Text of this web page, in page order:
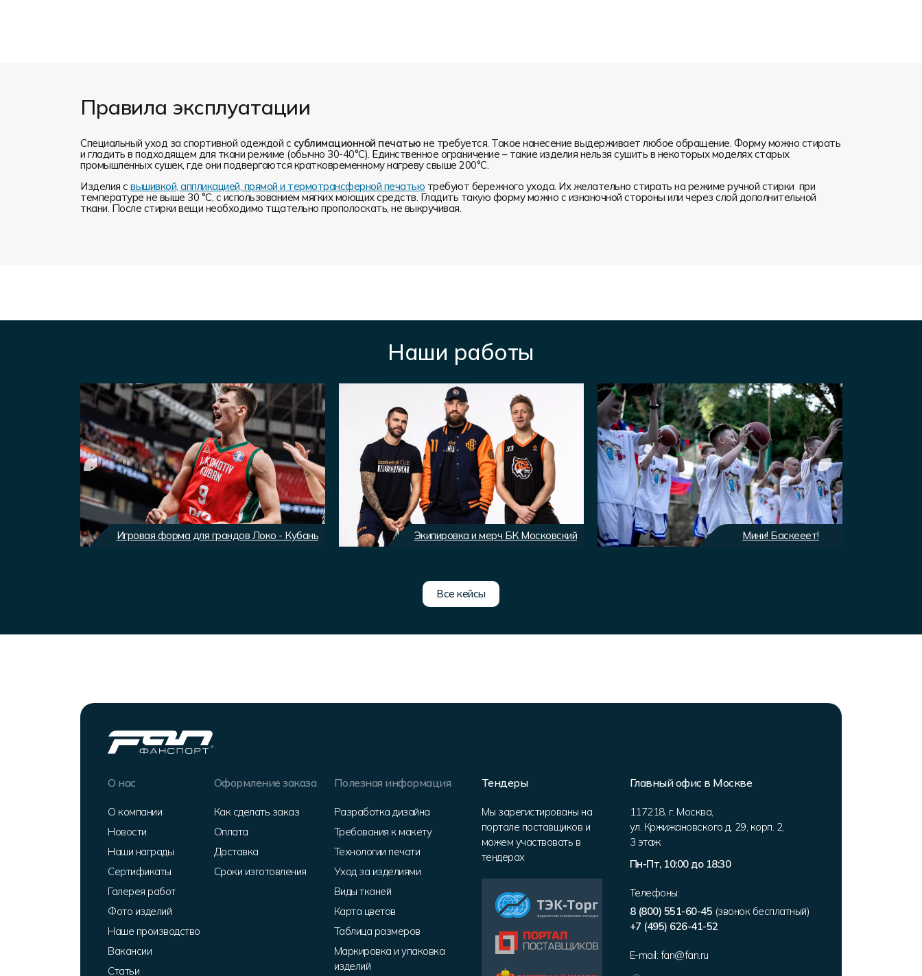
Правила эксплуатации
Специальный уход за спортивной одеждой с сублимационной печатью не требуется. Такое нанесение выдерживает любое обращение. Форму можно стирать
и гладить в подходящем для ткани режиме (обычно 30-40°С). Единственное ограничение – такие изделия нельзя сушить в некоторых моделях старых
промышленных сушек, где они подвергаются кратковременному нагреву свыше 200°С.
Изделия с вышивкой, аппликацией, прямой и термотрансферной печатью требуют бережного ухода. Их желательно стирать на режиме ручной стирки при
температуре не выше 30 °C, с использованием мягких моющих средств. Гладить такую форму можно с изнаночной стороны или через слой дополнительной
ткани. После стирки вещи необходимо тщательно прополоскать, не выкручивая.
Наши работы
Игровая форма для грандов Локо - Кубань
Экипировка и мерч БК Московский Мини! Баскееет!
Все кейсы
О нас
О компании
Новости
Наши награды
Сертификаты
Галерея работ
Фото изделий
Наше производство
Вакансии
Статьи
Оформление заказа
Как сделать заказ
Оплата
Доставка
Сроки изготовления
Полезная информация
Разработка дизайна
Требования к макету
Технологии печати
Уход за изделиями
Виды тканей
Карта цветов
Таблица размеров
Маркировка и упаковка
изделий
Тендеры
Мы зарегистированы на
портале поставщиков и
можем участвовать в
тендерах
Главный офис в Москве
117218, г. Москва,
ул. Кржижановского д. 29, корп. 2,
3 этаж
Пн-Пт, 10:00 до 18:30
Телефоны:
8 (800) 551-60-45 (звонок бесплатный)
+7 (495) 626-41-52
E-mail: fan@fan.ru